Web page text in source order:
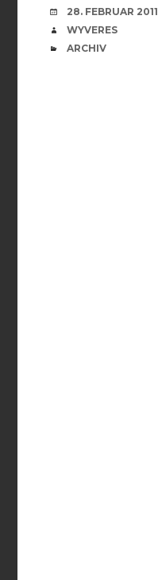
VERABREDUNG
28. FEBRUAR 2011
VERFASSER
WYVERES
CATEGORIES
ARCHIV